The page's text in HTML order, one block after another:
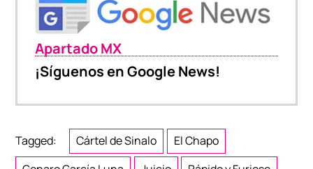
Apartado MX
¡Síguenos en Google News!
Tagged: Cártel de Sinalo
El Chapo